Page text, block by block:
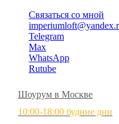
Связаться со мной
Telegram
Max
WhatsApp
Rutube
Шоурум в Москве
10:00-18:00 будние дни